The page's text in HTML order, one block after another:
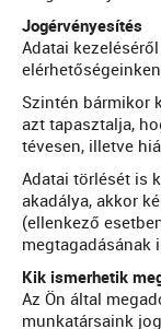
Jogérvényesítés
Adatai
Szintén bármikor
azt tapasztalja,
tévesen, illetve
Adatai törlését is
akadálya, akkor
(ellenkező
megtagadásának
Kik ismerhetik
Az Ön által
munkatársaink